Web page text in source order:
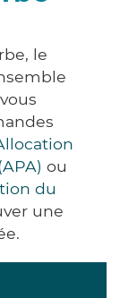
le
ou
du
une